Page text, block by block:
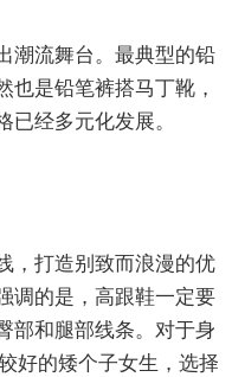
潮流舞台。最典型的铅
也是铅笔裤搭马丁靴，
经多元化发展。
，打造别致而浪漫的优
调的是，高跟鞋一定要
部和腿部线条。对于身
好的矮个子女生，选择